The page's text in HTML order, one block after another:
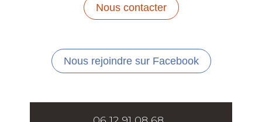
Nous contacter
Nous rejoindre sur Facebook